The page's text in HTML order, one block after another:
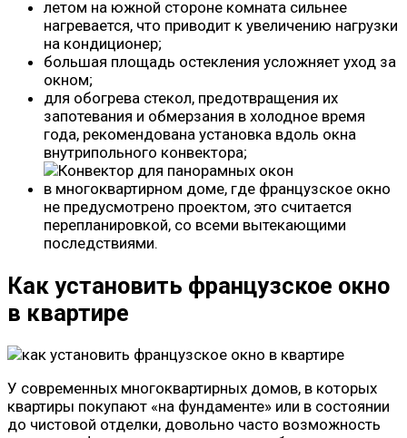
летом на южной стороне комната сильнее
нагревается, что приводит к увеличению нагрузки
на кондиционер;
большая площадь остекления усложняет уход за
окном;
для обогрева стекол, предотвращения их
запотевания и обмерзания в холодное время
года, рекомендована установка вдоль окна
внутрипольного конвектора;
в многоквартирном доме, где французское окно
не предусмотрено проектом, это считается
перепланировкой, со всеми вытекающими
последствиями.
Как установить французское окно
в квартире
У современных многоквартирных домов, в которых
квартиры покупают «на фундаменте» или в состоянии
до чистовой отделки, довольно часто возможность